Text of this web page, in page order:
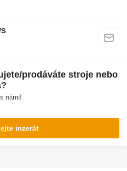
prodáváte stroje nebo
námi!
inzerát